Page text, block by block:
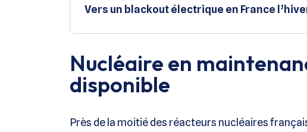
Vers un blackout électrique en France
Nucléaire en
disponible
Près de la moitié des réacteurs nucléaires